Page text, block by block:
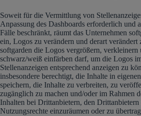
Soweit für die Vermittlung von
Anpassung des Dashboards erforderlich und
Fälle beschränkt, räumt das Unternehmen
ein, Logos zu verändern und derart verändert
softgarden die Logos vergrößern, verkleinern
schwarz/weiß einfärben darf, um die Logos
Stellenanzeigen entsprechend anzeigen zu
insbesondere berechtigt, die Inhalte in
speichern, die Inhalte zu verbreiten, zu
zugänglich zu machen und/oder im Rahmen
Inhalten bei Drittanbietern, den Drittanbietern
Nutzungsrechte einzuräumen oder zu